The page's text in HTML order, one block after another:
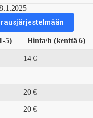
5) Hinta/h (kenttä 6)
14 €
20 €
20 €